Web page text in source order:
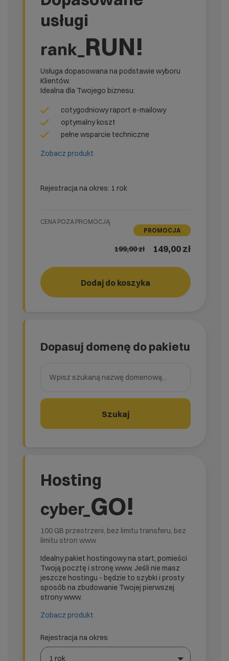
usługi
rank_ RUN!
Usługa dopasowana na podstawie wyboru
Klientów.
Idealna dla Twojego biznesu:
cotygodniowy raport e-mailowy
optymalny koszt
pełne wsparcie techniczne
Zobacz produkt
Rejestracja na okres: 1 rok
CENA POZA PROMOCJĄ
PROMOCJA
199,00zł 149,00 zł
Dodaj do koszyka RUN!
Dopasuj domenę do pakietu
Szukaj
Hosting
cyber_ GO!
100 GB przestrzeni, bez limitu transferu, bez
limitu stron www
Idealny pakiet hostingowy na start, pomieści
Twoją pocztę i stronę www. Jeśli nie masz
jeszcze hostingu - będzie to szybki i prosty
sposób na zbudowanie Twojej pierwszej
strony www.
Zobacz produkt
Rejestracja na okres
1 rok